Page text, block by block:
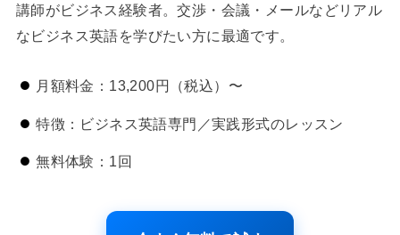
講師がビジネス経験者。交渉・会議・メールなどリアル
なビジネス英語を学びたい方に最適です。
月額料金：13,200円（税込）〜
特徴：ビジネス英語専門／実践形式のレッスン
無料体験：1回